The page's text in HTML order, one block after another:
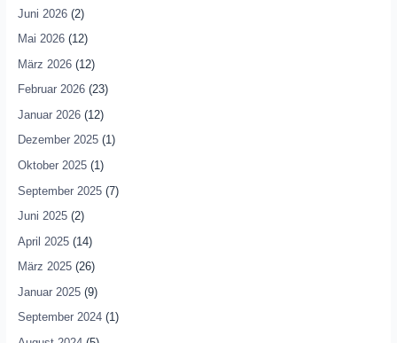
Juni 2026(2)
Mai 2026(12)
März 2026(12)
Februar 2026(23)
Januar 2026(12)
Dezember 2025(1)
Oktober 2025(1)
September 2025(7)
Juni 2025(2)
April 2025(14)
März 2025(26)
Januar 2025(9)
September 2024(1)